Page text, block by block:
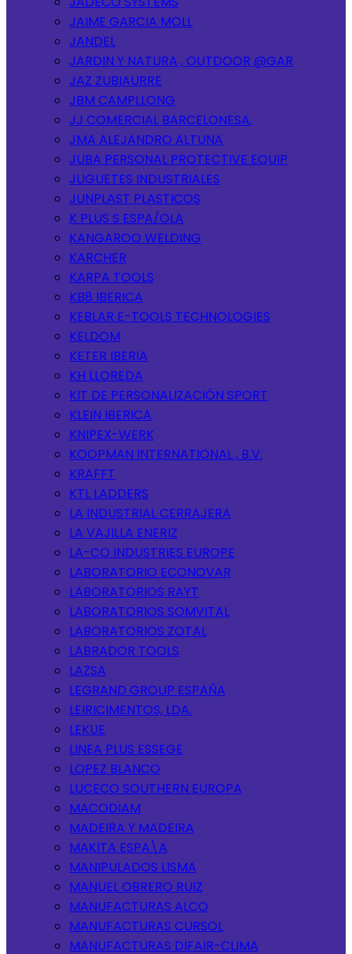
JAIME GARCIA MOLL
JANDEL
JARDIN Y NATURA , OUTDOOR @GAR
JAZ ZUBIAURRE
JBM CAMPLLONG
JJ COMERCIAL BARCELONESA.
JMA ALEJANDRO ALTUNA
JUBA PERSONAL PROTECTIVE EQUIP
JUGUETES INDUSTRIALES
JUNPLAST PLASTICOS
K PLUS S ESPA/OLA
KANGAROO WELDING
KARCHER
KARPA TOOLS
KB8 IBERICA
KEBLAR E-TOOLS TECHNOLOGIES
KELDOM
KETER IBERIA
KH LLOREDA
KIT DE PERSONALIZACIÓN SPORT
KLEIN IBERICA
KNIPEX-WERK
KOOPMAN INTERNATIONAL , B.V.
KRAFFT
KTL LADDERS
LA INDUSTRIAL CERRAJERA
LA VAJILLA ENERIZ
LA-CO INDUSTRIES EUROPE
LABORATORIO ECONOVAR
LABORATORIOS RAYT
LABORATORIOS SOMVITAL
LABORATORIOS ZOTAL
LABRADOR TOOLS
LAZSA
LEGRAND GROUP ESPAÑA
LEIRICIMENTOS, LDA.
LEKUE
LINEA PLUS ESSEGE
LOPEZ BLANCO
LUCECO SOUTHERN EUROPA
MACODIAM
MADEIRA Y MADEIRA
MAKITA ESPA\A
MANIPULADOS LISMA
MANUEL OBRERO RUIZ
MANUFACTURAS ALCO
MANUFACTURAS CURSOL
MANUFACTURAS DIFAIR-CLIMA